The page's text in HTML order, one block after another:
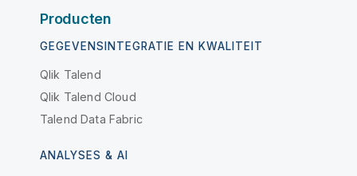
Producten
GEGEVENSINTEGRATIE EN KWALITEIT
Qlik Talend
Qlik Talend Cloud
Talend Data Fabric
ANALYSES & AI